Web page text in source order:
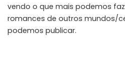
vendo o que mais podemos
romances de outros mundos/
podemos publicar.